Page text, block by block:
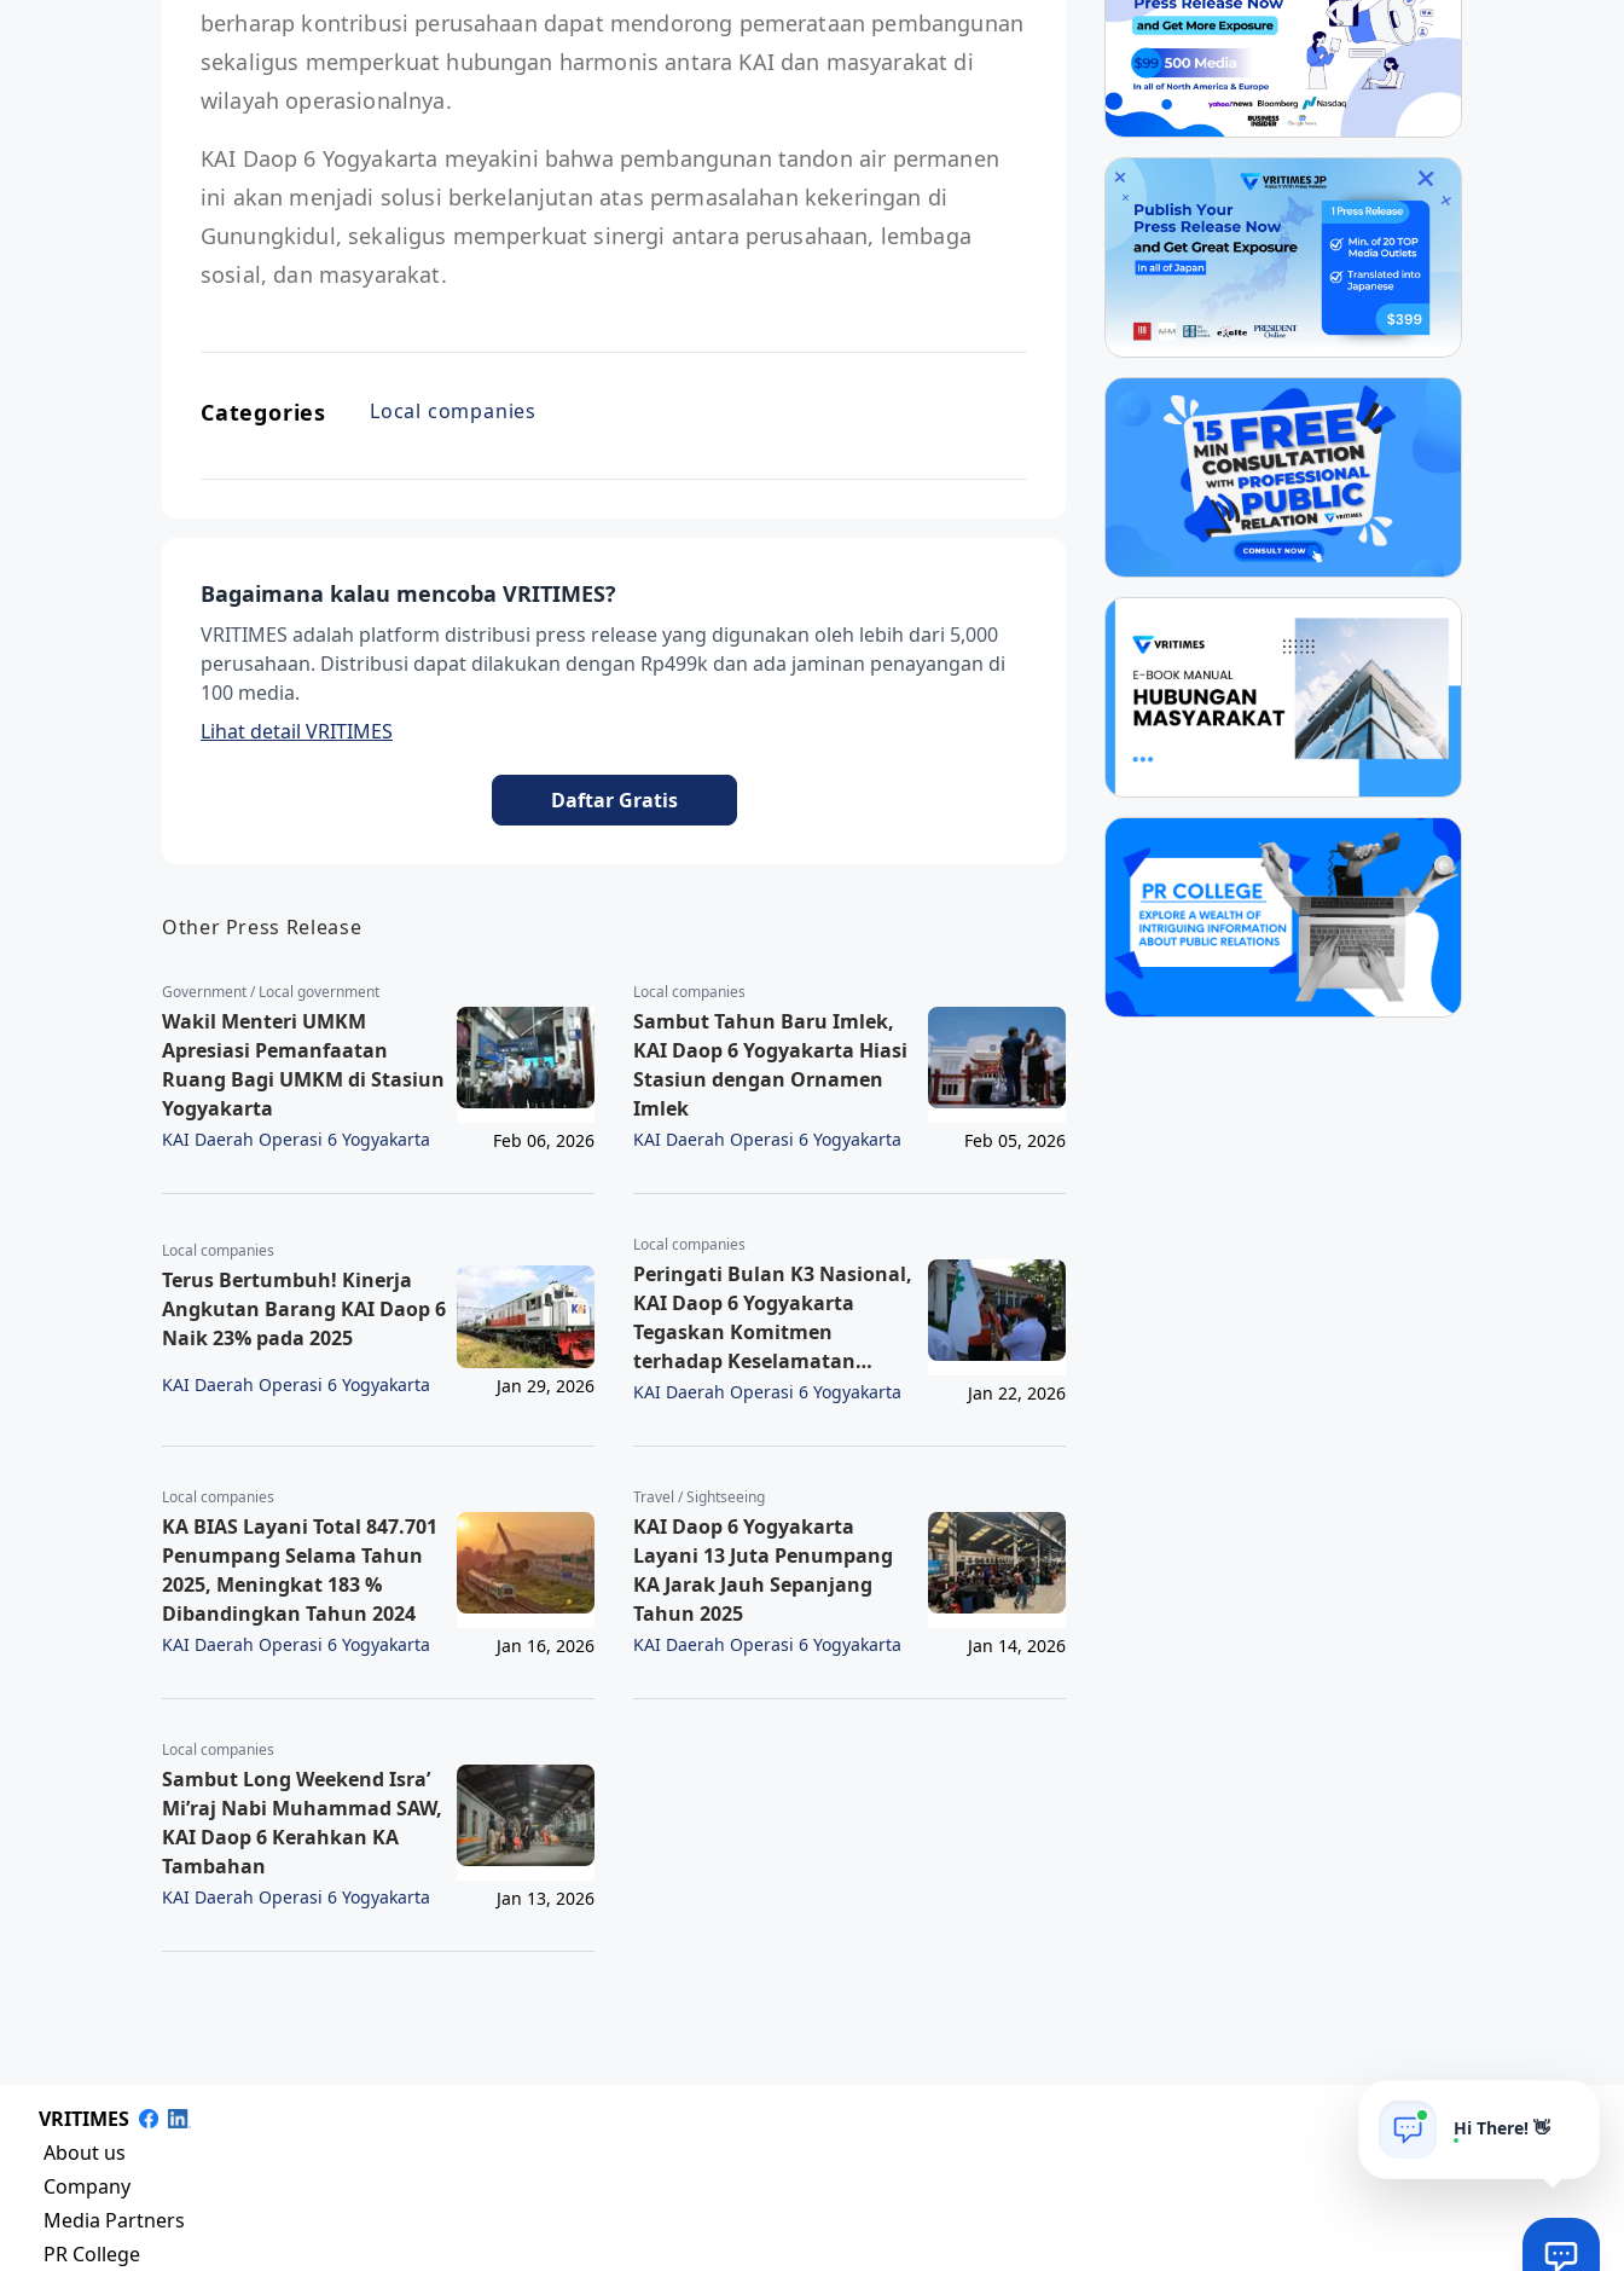
berharap kontribusi perusahaan dapat mendorong pemerataan pembangunan
sekaligus memperkuat hubungan harmonis antara KAI dan masyarakat di
wilayah operasionalnya.
KAI Daop 6 Yogyakarta meyakini bahwa pembangunan tandon air permanen
ini akan menjadi solusi berkelanjutan atas permasalahan kekeringan di
Gunungkidul, sekaligus memperkuat sinergi antara perusahaan, lembaga
sosial, dan masyarakat.
Categories Local companies
Bagaimana kalau mencoba VRITIMES?
VRITIMES adalah platform distribusi press release yang digunakan oleh lebih dari 5,000
perusahaan. Distribusi dapat dilakukan dengan Rp499k dan ada jaminan penayangan di
100 media.
Lihat detail VRITIMES
Daftar Gratis
Other Press Release
Government / Local government
Wakil Menteri UMKM
Apresiasi Pemanfaatan
Ruang Bagi UMKM di Stasiun
Yogyakarta
KAI Daerah Operasi 6 Yogyakarta Feb 06, 2026
Local companies
Sambut Tahun Baru Imlek,
KAI Daop 6 Yogyakarta Hiasi
Stasiun dengan Ornamen
Imlek
KAI Daerah Operasi 6 Yogyakarta Feb 05, 2026
Local companies
Terus Bertumbuh! Kinerja
Angkutan Barang KAI Daop 6
Naik 23% pada 2025
KAI Daerah Operasi 6 Yogyakarta Jan 29, 2026
Local companies
Peringati Bulan K3 Nasional,
KAI Daop 6 Yogyakarta
Tegaskan Komitmen
terhadap Keselamatan
Perjalanan KA
KAI Daerah Operasi 6 Yogyakarta Jan 22, 2026
Local companies
KA BIAS Layani Total 847.701
Penumpang Selama Tahun
2025, Meningkat 183 %
Dibandingkan Tahun 2024
KAI Daerah Operasi 6 Yogyakarta Jan 16, 2026
Travel / Sightseeing
KAI Daop 6 Yogyakarta
Layani 13 Juta Penumpang
KA Jarak Jauh Sepanjang
Tahun 2025
KAI Daerah Operasi 6 Yogyakarta Jan 14, 2026
Local companies
Sambut Long Weekend Isra’
Mi’raj Nabi Muhammad SAW,
KAI Daop 6 Kerahkan KA
Tambahan
KAI Daerah Operasi 6 Yogyakarta Jan 13, 2026
VRITIMES
About us
Company
Media Partners
PR College
Hi There! 👋